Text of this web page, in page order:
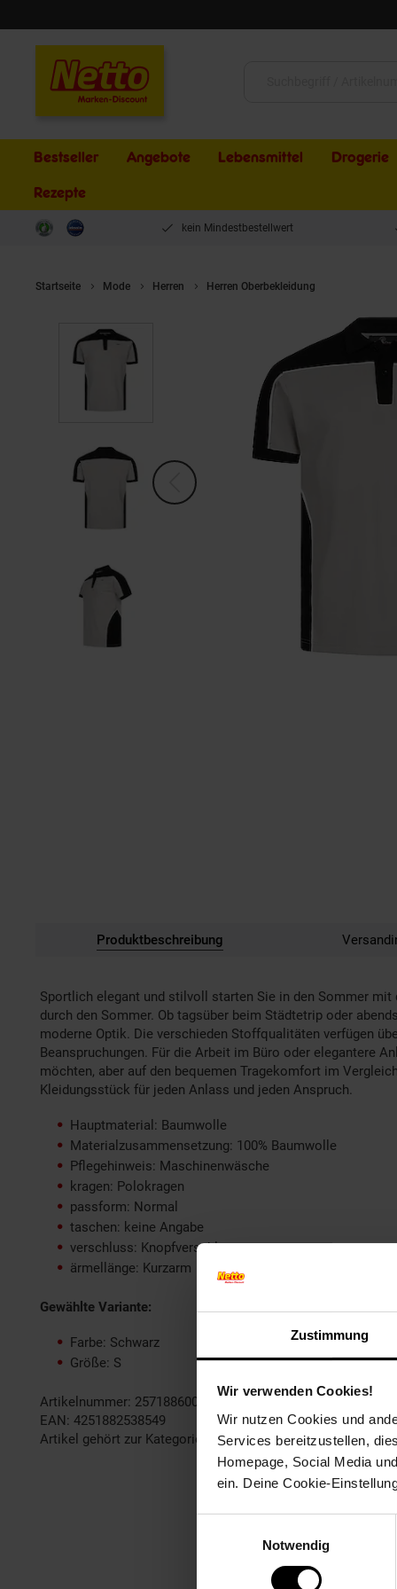
Zustimmung
Wir verwenden Cookies!
Wir nutzen Cookies und
Services bereitzustellen,
Homepage, Social Media
ein. Deine Cookie-
Notwendig
Bestseller Angebote Lebensmittel Drogerie
Rezepte
kein Mindestbestellwert
Startseite Mode Herren Herren Oberbekleidung
Produktbeschreibung
Sportlich elegant und stilvoll starten Sie in den Sommer mit
durch den Sommer. Ob tagsüber beim Städtetrip oder
moderne Optik. Die verschieden Stoffqualitäten verfügen
Beanspruchungen. Für die Arbeit im Büro oder elegantere
möchten, aber auf den bequemen Tragekomfort im
Kleidungsstück für jeden Anlass und jeden Anspruch.
Hauptmaterial: Baumwolle
Materialzusammensetzung: 100% Baumwolle
Pflegehinweis: Maschinenwäsche
kragen: Polokragen
passform: Normal
taschen: keine Angabe
verschluss: Knopfverschluss
ärmellänge: Kurzarm
Gewählte Variante:
Farbe: Schwarz
Größe: S
Artikelnummer: 2571886000
EAN: 4251882538549
Artikel gehört zur Kategorie:
Herren Oberbekleidung